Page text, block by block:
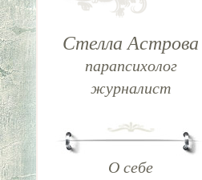
Стелла Астрова
парапсихолог
журналист
О себе